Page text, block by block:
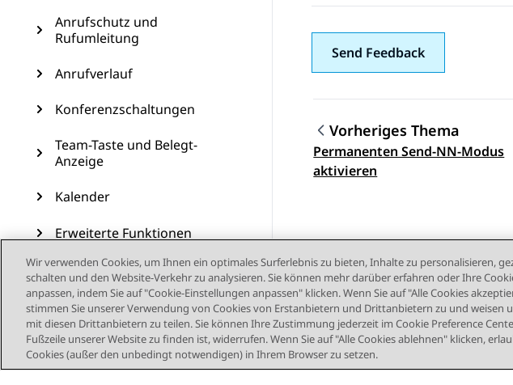
Anrufschutz und
Rufumleitung
Anrufverlauf
Konferenzschaltungen
Team-Taste und Belegt-
Anzeige
Kalender
Erweiterte Funktionen
USB-Geräte
Benutzerdefinierte
Anpassungen
Telefonaktualisierung
Send Feedback
Themennavigation
Vorheriges Thema
Permanenten Send-NN-Modus
aktivieren
Wir verwenden Cookies, um Ihnen ein optimales Surferlebnis zu bieten, Inhalte zu personalisieren,
schalten und den Website-Verkehr zu analysieren. Sie können mehr darüber erfahren oder Ihre
anpassen, indem Sie auf "Cookie-Einstellungen anpassen" klicken. Wenn Sie auf "Alle Cookies
stimmen Sie unserer Verwendung von Cookies von Erstanbietern und Drittanbietern zu und weisen
mit diesen Drittanbietern zu teilen. Sie können Ihre Zustimmung jederzeit im Cookie Preference
Fußzeile unserer Website zu finden ist, widerrufen. Wenn Sie auf "Alle Cookies ablehnen" klicken,
Cookies (außer den unbedingt notwendigen) in Ihrem Browser zu setzen.